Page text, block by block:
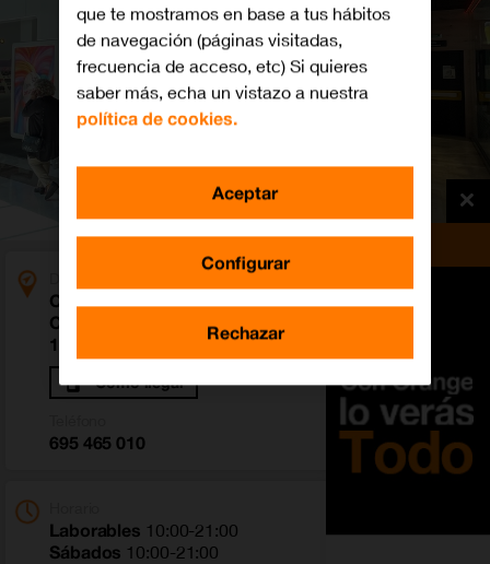
Centro Comercial Cuatro Caminos. Calle Ramon Y
Cajal 53 Local B2
15006 Coruña, A (Coruña, A)
Cómo llegar
695 465 010
Laborables 10:00-21:00
Sábados 10:00-21:00
que te mostramos en base a tus hábitos
de navegación (páginas visitadas,
frecuencia de acceso, etc) Si quieres
saber más, echa un vistazo a nuestra
política de cookies.
Configurar
Rechazar
Aceptar